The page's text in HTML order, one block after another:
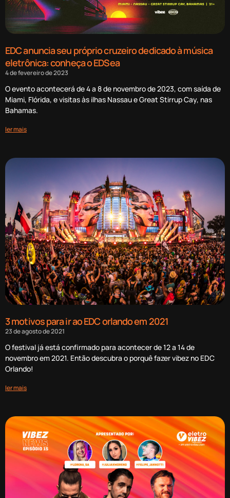
EDC anuncia seu próprio cruzeiro dedicado à música
eletrônica: conheça o EDSea
4 de fevereiro de 2023
O evento acontecerá de 4 a 8 de novembro de 2023, com saída de
Miami, Flórida, e visitas às ilhas Nassau e Great Stirrup Cay, nas
Bahamas.
ler mais
3 motivos para ir ao EDC orlando em 2021
23 de agosto de 2021
O festival já está confirmado para acontecer de 12 a 14 de
novembro em 2021. Então descubra o porquê fazer vibez no EDC
Orlando!
ler mais